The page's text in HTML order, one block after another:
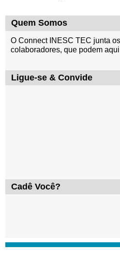
Quem Somos
O Connect INESC TEC junta
colaboradores, que podem
Ligue-se & Convide
Cadê Você?